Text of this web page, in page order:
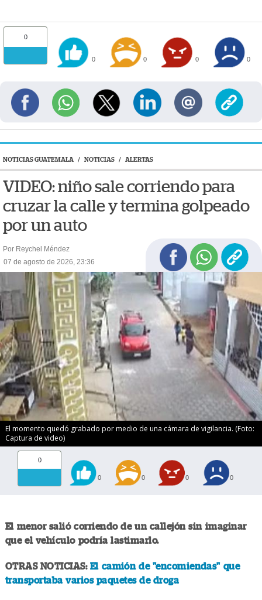
0
0 0 0 0
NOTICIAS GUATEMALA / NOTICIAS / ALERTAS
VIDEO: niño sale corriendo para
cruzar la calle y termina golpeado
por un auto
Por Reychel Méndez
07 de agosto de 2026, 23:36
El momento quedó grabado por medio de una cámara de vigilancia. (Foto:
Captura de video)
0
0 0 0 0
El menor salió corriendo de un callejón sin imaginar
que el vehículo podría lastimarlo.
OTRAS NOTICIAS: El camión de "encomiendas" que
transportaba varios paquetes de droga